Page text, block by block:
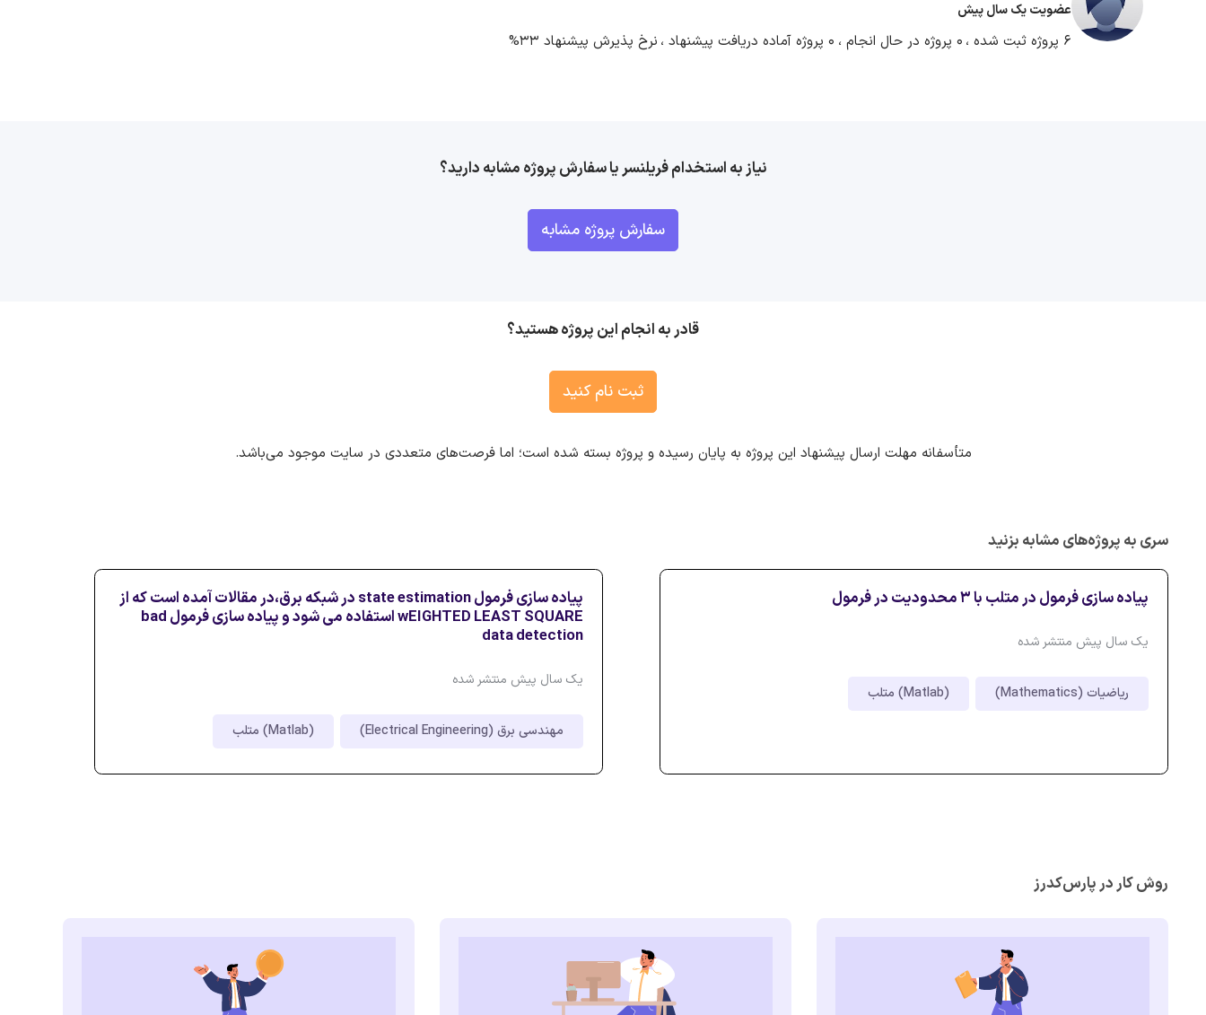
عضویت یک سال پیش
6 پروژه ثبت شده ، 0 پروژه در حال انجام ، 0 پروژه آماده دریافت پیشنهاد ، نرخ پذیرش پیشنهاد 33%
نیاز به استخدام فریلنسر یا سفارش پروژه مشابه دارید؟
سفارش پروژه مشابه
قادر به انجام این پروژه هستید؟
ثبت نام کنید
متأسفانه مهلت ارسال پیشنهاد این پروژه به پایان رسیده و پروژه بسته شده است؛ اما فرصت‌های متعددی در سایت موجود می‌باشد.
سری به پروژه‌های مشابه بزنید
پیاده سازی فرمول در متلب با 3 محدودیت در فرمول
یک سال پیش منتشر شده
ریاضیات (Mathematics) متلب (Matlab)
پیاده سازی فرمول state estimation در شبکه برق،در مقالات آمده است که از
wEIGHTED LEAST SQUARE استفاده می شود و پیاده سازی فرمول bad
data detection
یک سال پیش منتشر شده
مهندسی برق (Electrical Engineering) متلب (Matlab)
روش کار در پارس‌کدرز